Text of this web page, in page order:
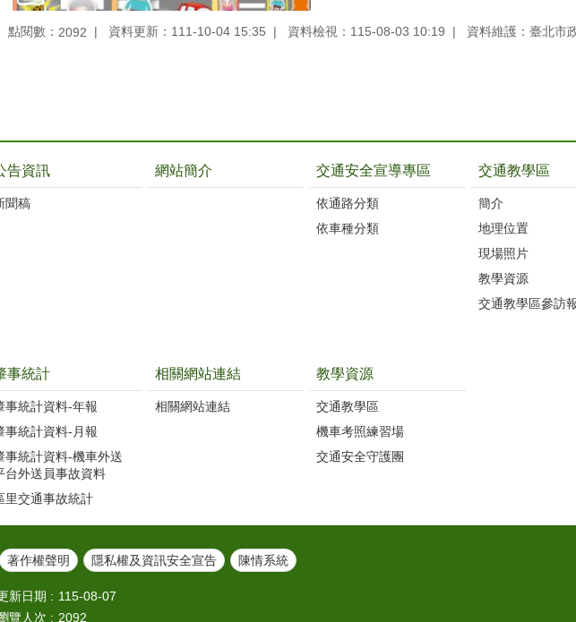
點閱數： 2092 資料更新：111-10-04 15:35 資料檢視：115-08-03 10:19 資料維護：臺北市
告資訊
聞稿
網站簡介 交通安全宣導專區
依通路分類
依車種分類
交通教學區
簡介
地理位置
現場照片
教學資源
交通教學區參訪
事統計
事統計資料-年報
事統計資料-月報
事統計資料-機車外送
台外送員事故資料
里交通事故統計
相關網站連結
相關網站連結
教學資源
交通教學區
機車考照練習場
交通安全守護團
著作權聲明 隱私權及資訊安全宣告 陳情系統
新日期
115-08-07
覽人次
2092